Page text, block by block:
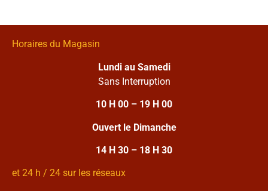
Horaires du Magasin
Lundi au Samedi
Sans Interruption
10 H 00 – 19 H 00
Ouvert le Dimanche
14 H 30 – 18 H 30
et 24 h / 24 sur les réseaux